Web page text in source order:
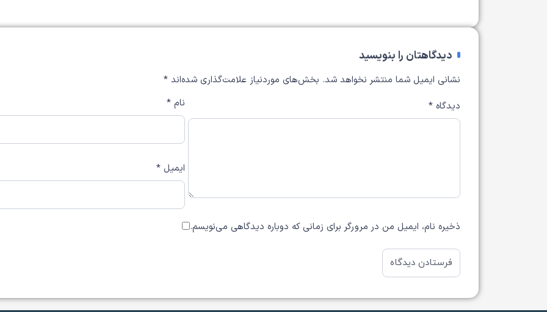
دیدگاهتان را بنویسید
نشانی ایمیل شما منتشر نخواهد شد. بخش‌های موردنیاز علامت‌گذاری شده‌اند *
دیدگاه * نام *
ایمیل *
ذخیره نام، ایمیل من در مرورگر برای زمانی که دوباره دیدگاهی می‌نویسم.